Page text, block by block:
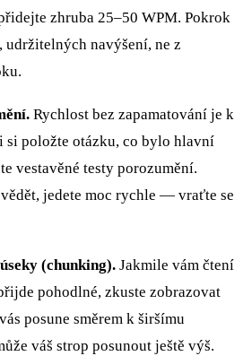
zhruba 25–50 WPM. Pokrok
udržitelných navýšení, ne z
Rychlost bez zapamatování je k
si položte otázku, co bylo hlavní
vestavěné testy porozumění.
jedete moc rychle — vraťte se
(chunking). Jakmile vám čtení
pohodlné, zkuste zobrazovat
posune směrem k širšímu
váš strop posunout ještě výš.